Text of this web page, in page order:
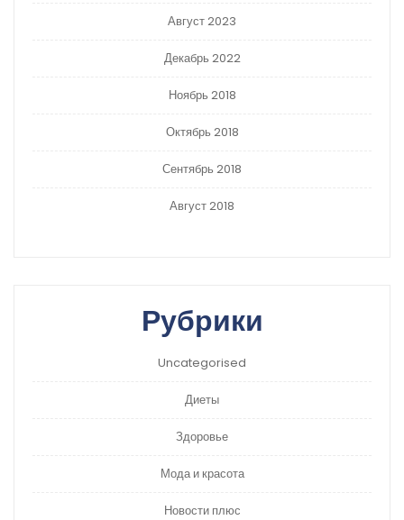
Август 2023
Декабрь 2022
Ноябрь 2018
Октябрь 2018
Сентябрь 2018
Август 2018
Рубрики
Uncategorised
Диеты
Здоровье
Мода и красота
Новости плюс